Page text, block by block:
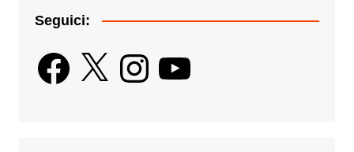
Seguici:
Facebook
X InstagramYouTube